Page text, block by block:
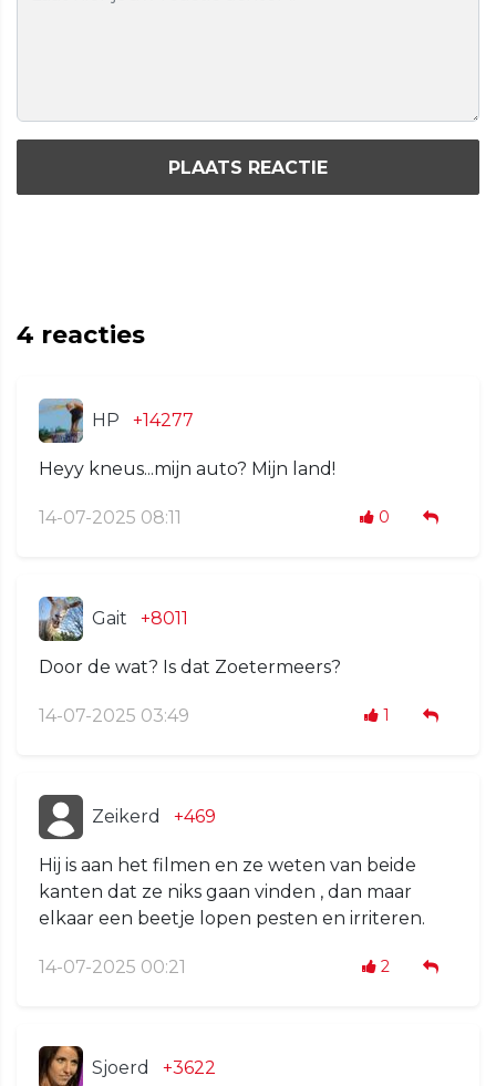
PLAATS REACTIE
4 reacties
HP +14277
Heyy kneus...mijn auto? Mijn land!
14-07-2025 08:11 0
Gait +8011
Door de wat? Is dat Zoetermeers?
14-07-2025 03:49 1
Zeikerd +469
Hij is aan het filmen en ze weten van beide
kanten dat ze niks gaan vinden , dan maar
elkaar een beetje lopen pesten en irriteren.
14-07-2025 00:21 2
Sjoerd +3622